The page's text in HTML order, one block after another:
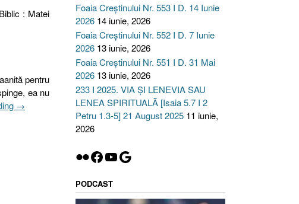
: Matei
pentru
ea nu
„19.
→
Foaia Creștinului Nr. 553 I D. 14 Iunie
2026 14 iunie, 2026
Foaia Creștinului Nr. 552 I D. 7 Iunie
2026 13 iunie, 2026
Foaia Creștinului Nr. 551 I D. 31 Mai
2026 13 iunie, 2026
233 I 2025. VIA ȘI LENEVIA SAU
LENEA SPIRITUALĂ [Isaia 5.7 I 2
Petru 1.3-5] 21 August 2025 11 iunie,
2026
Flickr
Facebook
YouTube
Google
PODCAST